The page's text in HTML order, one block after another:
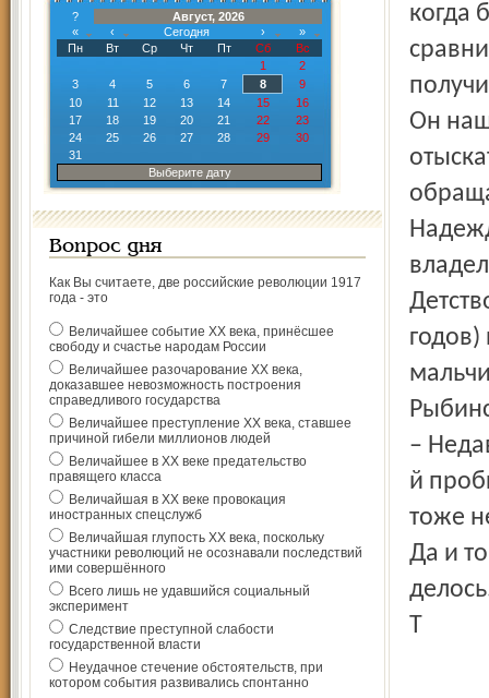
?
Август, 2026
«
‹ Сегодня ›
»
Пн
Вт Ср Чт Пт Сб
Вс
1
2
3
4 5 6 7 8
9
10
11 12 13 14 15
16
17
18 19 20 21 22
23
24
25 26 27 28 29
30
31
Выберите дату
Вопрос дня
Как Вы считаете, две российские революции 1917
года - это
Величайшее событие ХХ века, принёсшее
свободу и счастье народам России
Величайшее разочарование ХХ века,
доказавшее невозможность построения
справедливого государства
Величайшее преступление ХХ века, ставшее
причиной гибели миллионов людей
Величайшее в ХХ веке предательство
правящего класса
Величайшая в ХХ веке провокация
иностранных спецслужб
Величайшая глупость ХХ века, поскольку
участники революций не осознавали последствий
ими совершённого
Всего лишь не удавшийся социальный
эксперимент
Следствие преступной слабости
государственной власти
Неудачное стечение обстоятельств, при
котором события развивались спонтанно
когда
Он
–
й
тоже
Да и
Т